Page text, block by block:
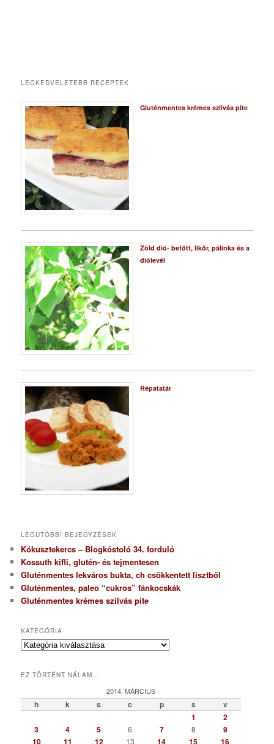
LEGKEDVELETEBB RECEPTEK
Gluténmentes krémes szilvás pite
Zöld dió- befőtt, likőr, pálinka és a
diólevél
Répatatár
LEGUTÓBBI BEJEGYZÉSEK
Kókusztekercs – Blogkóstoló 34. forduló
Kossuth kifli, glutén- és tejmentesen
Gluténmentes lekváros bukta, ch csökkentett lisztből
Gluténmentes, paleo “cukros” fánkocskák
Gluténmentes krémes szilvás pite
KATEGÓRIA
K
e
r
EZ TÖRTÉNT NÁLAM…
2014. MÁRCIUS
h k s c p s v
1
2
3
4 5 6 7 8
9
10
11 12 13 14 15
16